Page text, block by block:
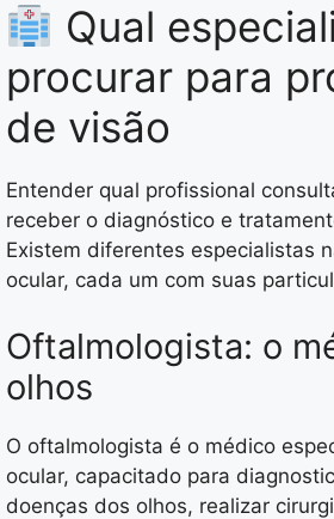
Qual
procurar para
de visão
Entender qual profissional
receber o diagnóstico e
Existem diferentes especialistas
ocular, cada um com suas
Oftalmologista: o
olhos
O oftalmologista é o médico
ocular, capacitado para
doenças dos olhos, realizar